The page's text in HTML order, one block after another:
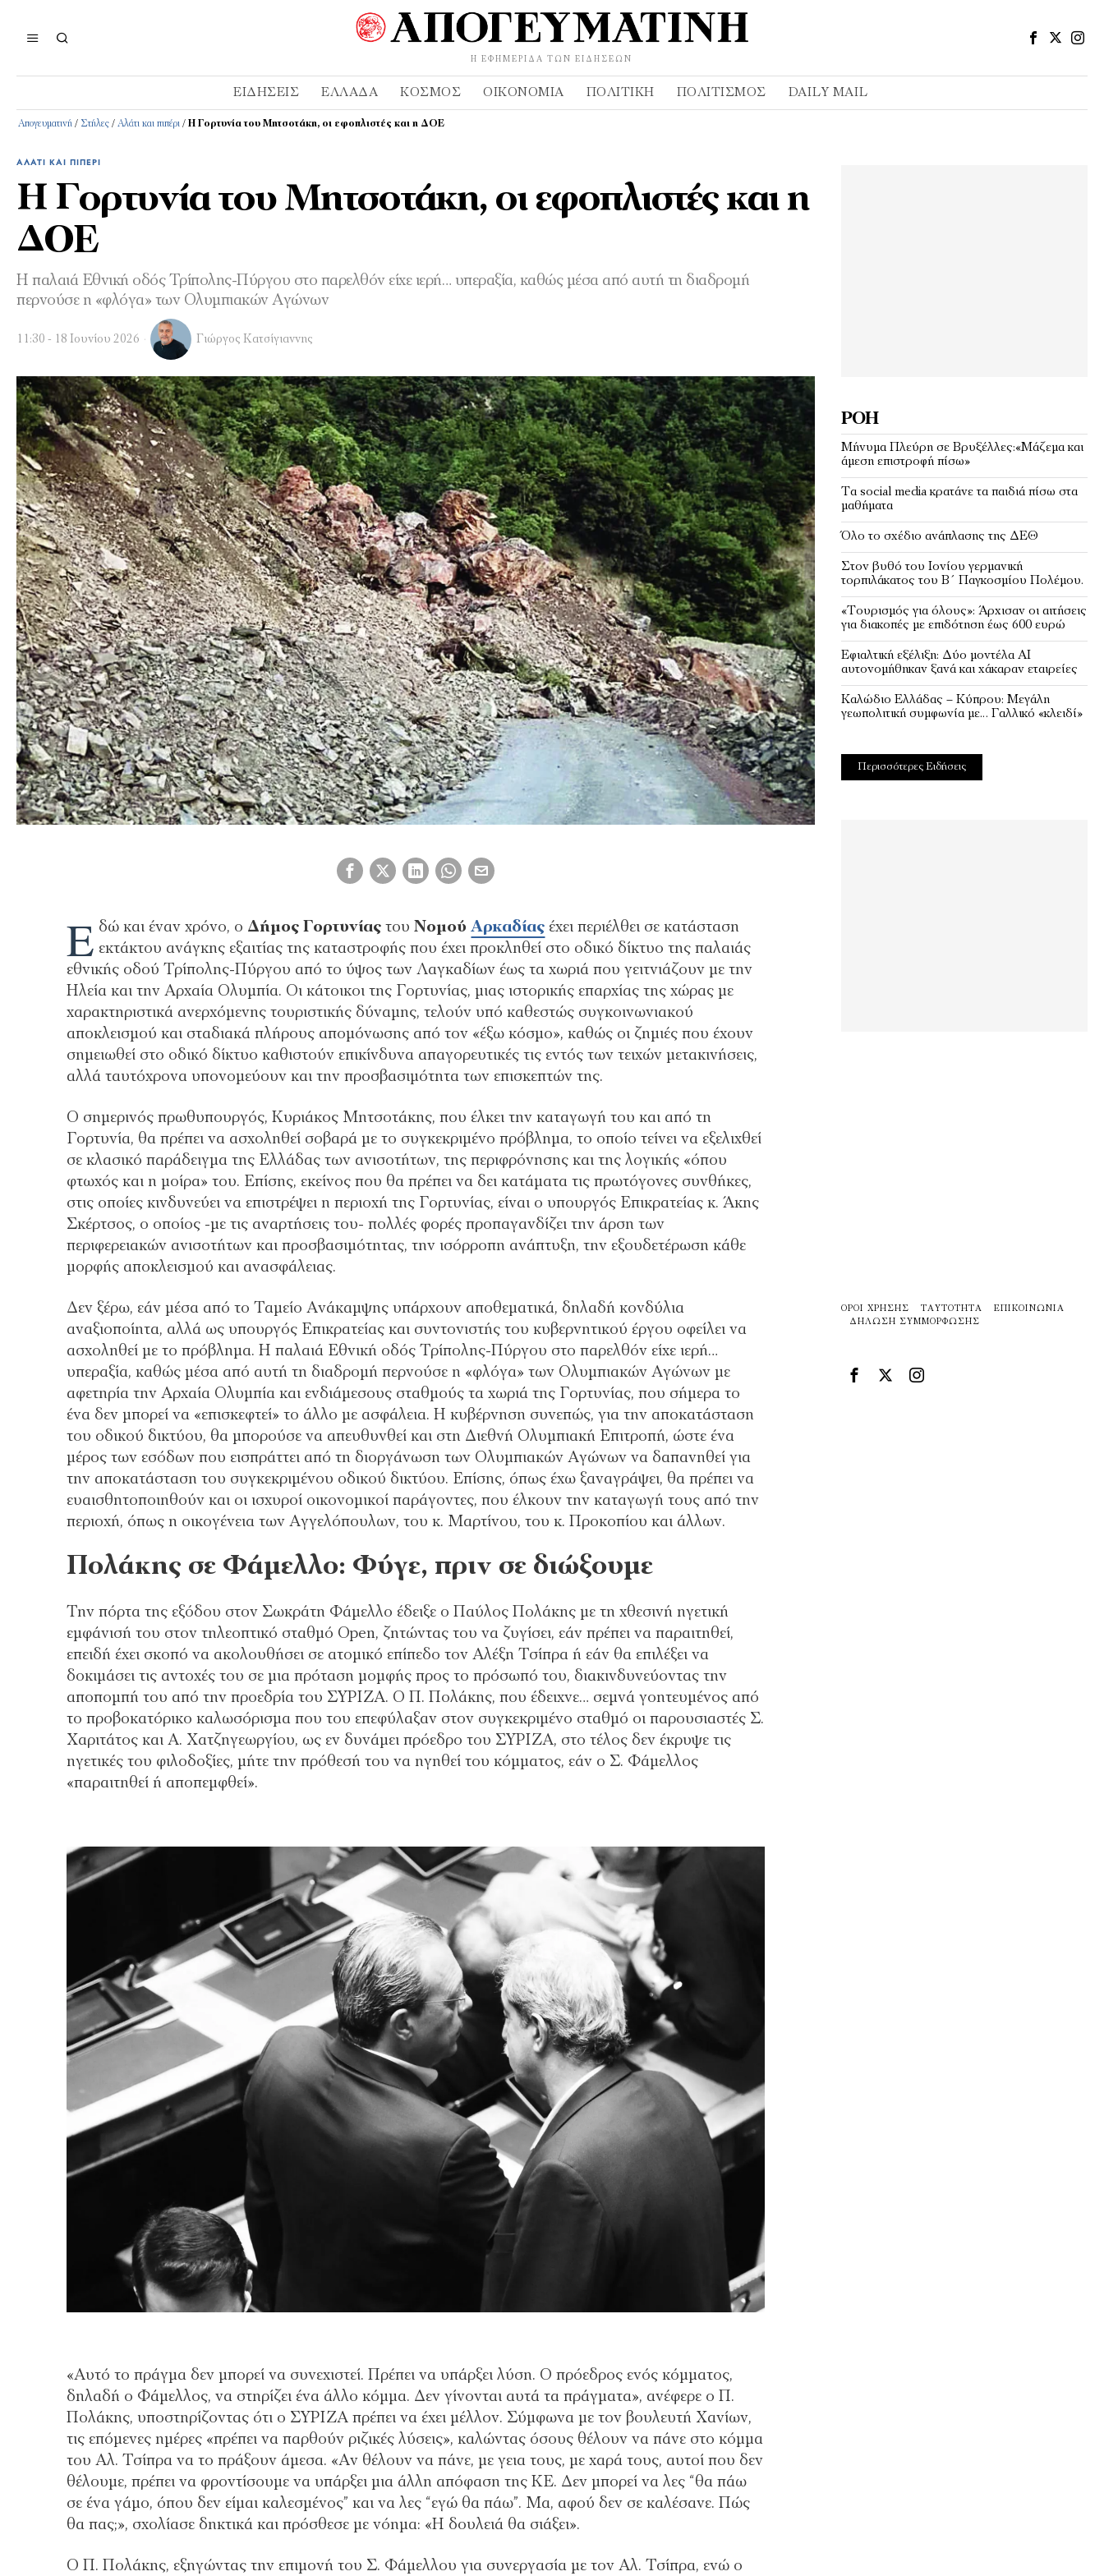
Η ΕΦΗΜΕΡΊΔΑ ΤΩΝ ΕΙΔΉΣΕΩΝ
ΕΙΔΉΣΕΙΣ ΕΛΛΆΔΑ ΚΌΣΜΟΣ ΟΙΚΟΝΟΜΊΑ ΠΟΛΙΤΙΚΉ ΠΟΛΙΤΙΣΜΌΣ DAILY MAIL
Απογευματινή / Στήλες / Αλάτι και πιπέρι / Η Γορτυνία του Μητσοτάκη, οι εφοπλιστές και η ΔΟΕ
ΑΛΆΤΙ ΚΑΙ ΠΙΠΈΡΙ
Η Γορτυνία του Μητσοτάκη, οι εφοπλιστές και η
ΔΟΕ
Η παλαιά Εθνική οδός Τρίπολης-Πύργου στο παρελθόν είχε ιερή… υπεραξία, καθώς μέσα από αυτή τη διαδρομή
περνούσε η «φλόγα» των Ολυμπιακών Αγώνων
11:30 - 18 Ιουνίου 2026 Γιώργος Κατσίγιαννης
Ε δώ και έναν χρόνο, ο Δήμος Γορτυνίας τουΝομούΑρκαδίας έχει περιέλθει σε κατάσταση
εκτάκτου ανάγκης εξαιτίας της καταστροφής που έχει προκληθεί στο οδικό δίκτυο της παλαιάς
εθνικής οδού Τρίπολης-Πύργου από το ύψος των Λαγκαδίων έως τα χωριά που γειτνιάζουν με την
Ηλεία και την Αρχαία Ολυμπία. Οι κάτοικοι της Γορτυνίας, μιας ιστορικής επαρχίας της χώρας με
χαρακτηριστικά ανερχόμενης τουριστικής δύναμης, τελούν υπό καθεστώς συγκοινωνιακού
αποκλεισμού και σταδιακά πλήρους απομόνωσης από τον «έξω κόσμο», καθώς οι ζημιές που έχουν
σημειωθεί στο οδικό δίκτυο καθιστούν επικίνδυνα απαγορευτικές τις εντός των τειχών μετακινήσεις,
αλλά ταυτόχρονα υπονομεύουν και την προσβασιμότητα των επισκεπτών της.
Ο σημερινός πρωθυπουργός, Κυριάκος Μητσοτάκης, που έλκει την καταγωγή του και από τη
Γορτυνία, θα πρέπει να ασχοληθεί σοβαρά με το συγκεκριμένο πρόβλημα, το οποίο τείνει να εξελιχθεί
σε κλασικό παράδειγμα της Ελλάδας των ανισοτήτων, της περιφρόνησης και της λογικής «όπου
φτωχός και η μοίρα» του. Επίσης, εκείνος που θα πρέπει να δει κατάματα τις πρωτόγονες συνθήκες,
στις οποίες κινδυνεύει να επιστρέψει η περιοχή της Γορτυνίας, είναι ο υπουργός Επικρατείας κ. Άκης
Σκέρτσος, ο οποίος -με τις αναρτήσεις του- πολλές φορές προπαγανδίζει την άρση των
περιφερειακών ανισοτήτων και προσβασιμότητας, την ισόρροπη ανάπτυξη, την εξουδετέρωση κάθε
μορφής αποκλεισμού και ανασφάλειας.
Δεν ξέρω, εάν μέσα από το Ταμείο Ανάκαμψης υπάρχουν αποθεματικά, δηλαδή κονδύλια
αναξιοποίητα, αλλά ως υπουργός Επικρατείας και συντονιστής του κυβερνητικού έργου οφείλει να
ασχοληθεί με το πρόβλημα. Η παλαιά Εθνική οδός Τρίπολης-Πύργου στο παρελθόν είχε ιερή…
υπεραξία, καθώς μέσα από αυτή τη διαδρομή περνούσε η «φλόγα» των Ολυμπιακών Αγώνων με
αφετηρία την Αρχαία Ολυμπία και ενδιάμεσους σταθμούς τα χωριά της Γορτυνίας, που σήμερα το
ένα δεν μπορεί να «επισκεφτεί» το άλλο με ασφάλεια. Η κυβέρνηση συνεπώς, για την αποκατάσταση
του οδικού δικτύου, θα μπορούσε να απευθυνθεί και στη Διεθνή Ολυμπιακή Επιτροπή, ώστε ένα
μέρος των εσόδων που εισπράττει από τη διοργάνωση των Ολυμπιακών Αγώνων να δαπανηθεί για
την αποκατάσταση του συγκεκριμένου οδικού δικτύου. Επίσης, όπως έχω ξαναγράψει, θα πρέπει να
ευαισθητοποιηθούν και οι ισχυροί οικονομικοί παράγοντες, που έλκουν την καταγωγή τους από την
περιοχή, όπως η οικογένεια των Αγγελόπουλων, του κ. Μαρτίνου, του κ. Προκοπίου και άλλων.
Πολάκης σε Φάμελλο: Φύγε, πριν σε διώξουμε
Την πόρτα της εξόδου στον Σωκράτη Φάμελλο έδειξε ο Παύλος Πολάκης με τη χθεσινή ηγετική
εμφάνισή του στον τηλεοπτικό σταθμό Open, ζητώντας του να ζυγίσει, εάν πρέπει να παραιτηθεί,
επειδή έχει σκοπό να ακολουθήσει σε ατομικό επίπεδο τον Αλέξη Τσίπρα ή εάν θα επιλέξει να
δοκιμάσει τις αντοχές του σε μια πρόταση μομφής προς το πρόσωπό του, διακινδυνεύοντας την
αποπομπή του από την προεδρία του ΣΥΡΙΖΑ. Ο Π. Πολάκης, που έδειχνε… σεμνά γοητευμένος από
το προβοκατόρικο καλωσόρισμα που του επεφύλαξαν στον συγκεκριμένο σταθμό οι παρουσιαστές Σ.
Χαριτάτος και Α. Χατζηγεωργίου, ως εν δυνάμει πρόεδρο του ΣΥΡΙΖΑ, στο τέλος δεν έκρυψε τις
ηγετικές του φιλοδοξίες, μήτε την πρόθεσή του να ηγηθεί του κόμματος, εάν ο Σ. Φάμελλος
«παραιτηθεί ή αποπεμφθεί».
«Αυτό το πράγμα δεν μπορεί να συνεχιστεί. Πρέπει να υπάρξει λύση. Ο πρόεδρος ενός κόμματος,
δηλαδή ο Φάμελλος, να στηρίζει ένα άλλο κόμμα. Δεν γίνονται αυτά τα πράγματα», ανέφερε ο Π.
Πολάκης, υποστηρίζοντας ότι ο ΣΥΡΙΖΑ πρέπει να έχει μέλλον. Σύμφωνα με τον βουλευτή Χανίων,
τις επόμενες ημέρες «πρέπει να παρθούν ριζικές λύσεις», καλώντας όσους θέλουν να πάνε στο κόμμα
του Αλ. Τσίπρα να το πράξουν άμεσα. «Αν θέλουν να πάνε, με γεια τους, με χαρά τους, αυτοί που δεν
θέλουμε, πρέπει να φροντίσουμε να υπάρξει μια άλλη απόφαση της ΚΕ. Δεν μπορεί να λες “θα πάω
σε ένα γάμο, όπου δεν είμαι καλεσμένος” και να λες “εγώ θα πάω”. Μα, αφού δεν σε καλέσανε. Πώς
θα πας;», σχολίασε δηκτικά και πρόσθεσε με νόημα: «Η δουλειά θα σιάξει».
Ο Π. Πολάκης, εξηγώντας την επιμονή του Σ. Φάμελλου για συνεργασία με τον Αλ. Τσίπρα, ενώ ο
ΡΟΉ
Μήνυμα Πλεύρη σε Βρυξέλλες:«Μάζεμα και
άμεση επιστροφή πίσω»
Τα social media κρατάνε τα παιδιά πίσω στα
μαθήματα
Όλο το σχέδιο ανάπλασης της ΔΕΘ
Στον βυθό του Ιονίου γερμανική
τορπιλάκατος του Β΄ Παγκοσμίου Πολέμου.
«Τουρισμός για όλους»: Άρχισαν οι αιτήσεις
για διακοπές με επιδότηση έως 600 ευρώ
Εφιαλτική εξέλιξη: Δύο μοντέλα ΑΙ
αυτονομήθηκαν ξανά και χάκαραν εταιρείες
Kαλώδιο Ελλάδας – Κύπρου: Μεγάλη
γεωπολιτική συμφωνία με… Γαλλικό «κλειδί»
Περισσότερες Ειδήσεις
ΌΡΟΙ ΧΡΉΣΗΣ ΤΑΥΤΌΤΗΤΑ
ΕΠΙΚΟΙΝΩΝΊΑ
ΔΉΛΩΣΗ ΣΥΜΜΌΡΦΩΣΗΣ